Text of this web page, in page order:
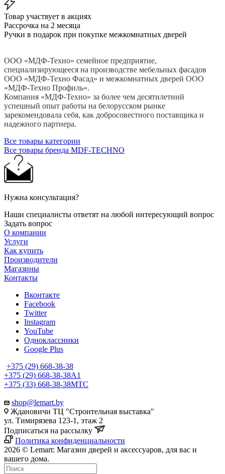
Товар участвует в акциях
Рассрочка на 2 месяца
Ручки в подарок при покупке межкомнатных дверей
ООО «МДФ-Техно» семейное предприятие,
специализирующееся на производстве мебельных фасадов
ООО «МДФ-Техно Фасад» и межкомнатных дверей ООО
«МДФ-Техно Профиль».
Компания «МДФ-Техно» за более чем десятилетний
успешный опыт работы на белорусском рынке
зарекомендовала себя, как добросовестного поставщика и
надежного партнера.
Все товары категории
Все товары бренда MDF-TECHNO
Нужна консультация?
Наши специалисты ответят на любой интересующий вопрос
Задать вопрос
О компании
Услуги
Как купить
Производители
Магазины
Контакты
Вконтакте
Facebook
Twitter
Instagram
YouTube
Одноклассники
Google Plus
+375 (29) 668-38-38
+375 (29) 668-38-38A1
+375 (33) 668-38-38МТС
shop@lemart.by
Ждановичи ТЦ "Строительная выставка"
ул. Тимирязева 123-1, этаж 2
Подписаться на рассылку
Политика конфиденциальности
2026 © Lemart: Магазин дверей и аксессуаров, для вас и
вашего дома.